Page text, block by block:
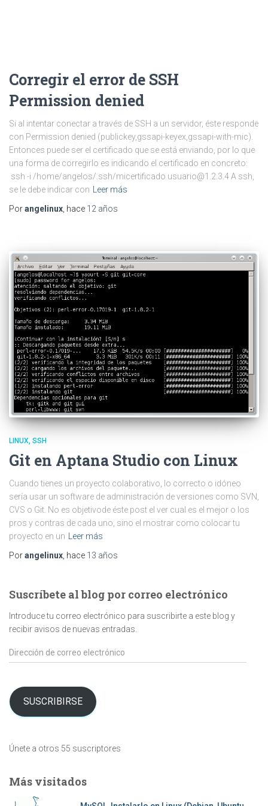
Corregir el error de SSH
Permission denied
Si al intentar conectar a través de SSH a un servidor, éste responde
con Permission denied (publickey,gssapi-keyex,gssapi-with-mic).
Entonces puede ser el certificado que se está enviando, por lo que
una forma de corregirlo es indicando el certificado en concreto:
ssh -i /home/angelos/.ssh/micertificado usuario@1.2.3.4A ssh,
se le debe indicar con
Leer más
Porangelinux , hace 12 años
LINUX SSH
Git en Aptana Studio con Linux
Cuando tienes un proyecto colaborativo, lo correcto o idóneo
sería usar un software de administración de versiones como SVN,
CVS o Git. No es objetivode éste post el ver cual es el mejor o los
pros y contras de cada uno, sino el mostrar como colocar tu
proyecto en un
Leer más
Porangelinux , hace 13 años
Suscríbete al blog por correo electrónico
Introduce tu correo electrónico para suscribirte a este blog y
recibir avisos de nuevas entradas.
Dirección
de
electrónico
SUSCRIBIRSE
Únete a otros 55 suscriptores
Más visitados